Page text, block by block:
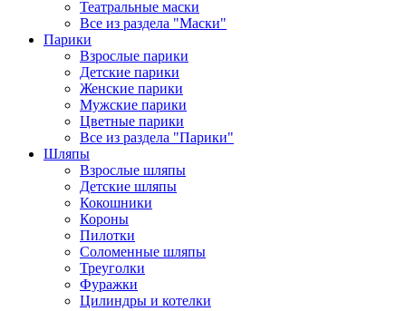
Театральные маски
Все из раздела "Маски"
Парики
Взрослые парики
Детские парики
Женские парики
Мужские парики
Цветные парики
Все из раздела "Парики"
Шляпы
Взрослые шляпы
Детские шляпы
Кокошники
Короны
Пилотки
Соломенные шляпы
Треуголки
Фуражки
Цилиндры и котелки